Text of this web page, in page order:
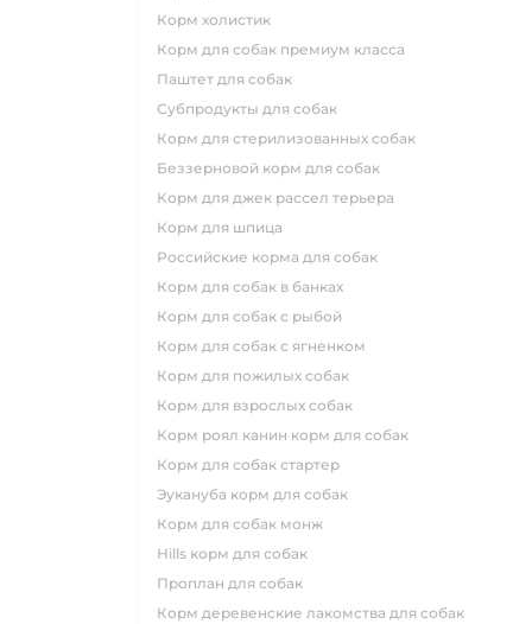
корм холистик
корм для собак премиум класса
паштет для собак
субпродукты для собак
корм для стерилизованных собак
беззерновой корм для собак
корм для джек рассел терьера
корм для шпица
российские корма для собак
корм для собак в банках
корм для собак с рыбой
корм для собак с ягненком
корм для пожилых собак
корм для взрослых собак
корм роял канин корм для собак
корм для собак стартер
эукануба корм для собак
корм для собак монж
hills корм для собак
проплан для собак
корм деревенские лакомства для собак